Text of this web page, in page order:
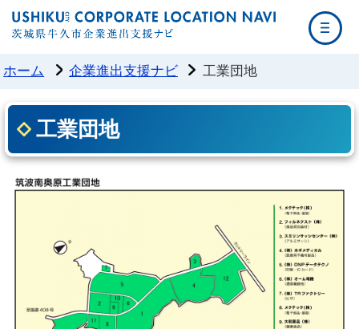
茨城県牛
ホーム 企業進出支援ナビ 工業団地
工業団地